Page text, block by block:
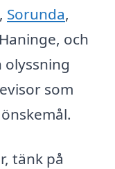
, Sorunda,
och
olyssning
som
tänk på